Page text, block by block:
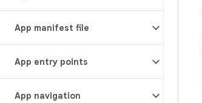
App manifest file
App entry points
App navigation